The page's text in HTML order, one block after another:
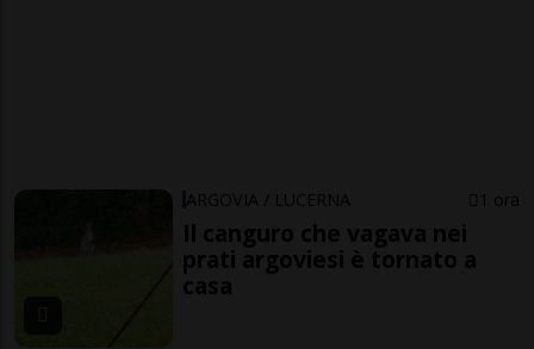
ARGOVIA / LUCERNA 1 ora
Il canguro che vagava nei
prati argoviesi è tornato a
casa